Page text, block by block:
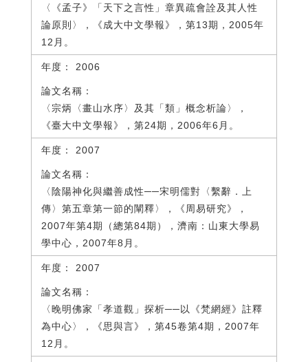
〈《孟子》「天下之言性」章異疏會詮及其人性
論原則〉，《成大中文學報》，第13期，2005年
12月。
2006
〈宗炳〈畫山水序〉及其「類」概念析論〉，
《臺大中文學報》，第24期，2006年6月。
2007
〈陰陽神化與繼善成性──宋明儒對〈繫辭．上
傳〉第五章第一節的闡釋〉，《周易研究》，
2007年第4期（總第84期），濟南：山東大學易
學中心，2007年8月。
2007
〈晚明佛家「孝道觀」探析──以《梵網經》註釋
為中心〉，《思與言》，第45卷第4期，2007年
12月。